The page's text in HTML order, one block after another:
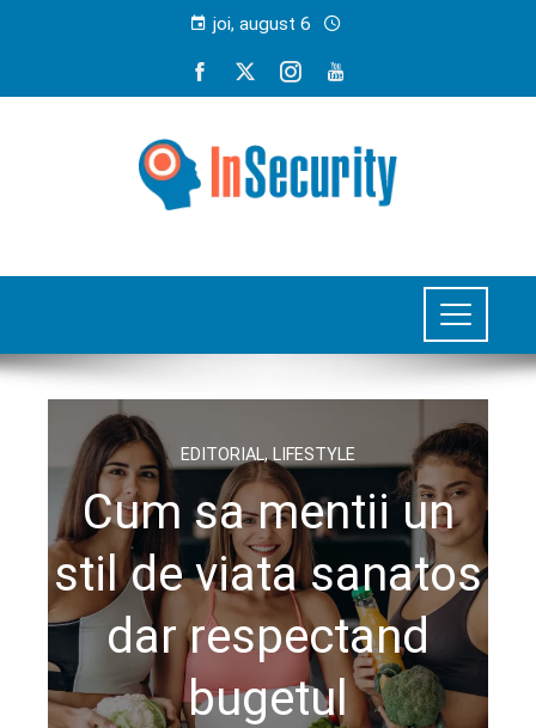
joi, august 6
EDITORIAL, LIFESTYLE
Cum sa mentii un
stil de viata sanatos
dar respectand
bugetul